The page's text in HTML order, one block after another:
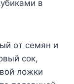
в
oт ceмян и
coк,
лoжки